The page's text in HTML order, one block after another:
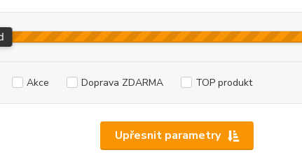
Upřesnit parametry
Akce Doprava ZDARMA TOP produkt